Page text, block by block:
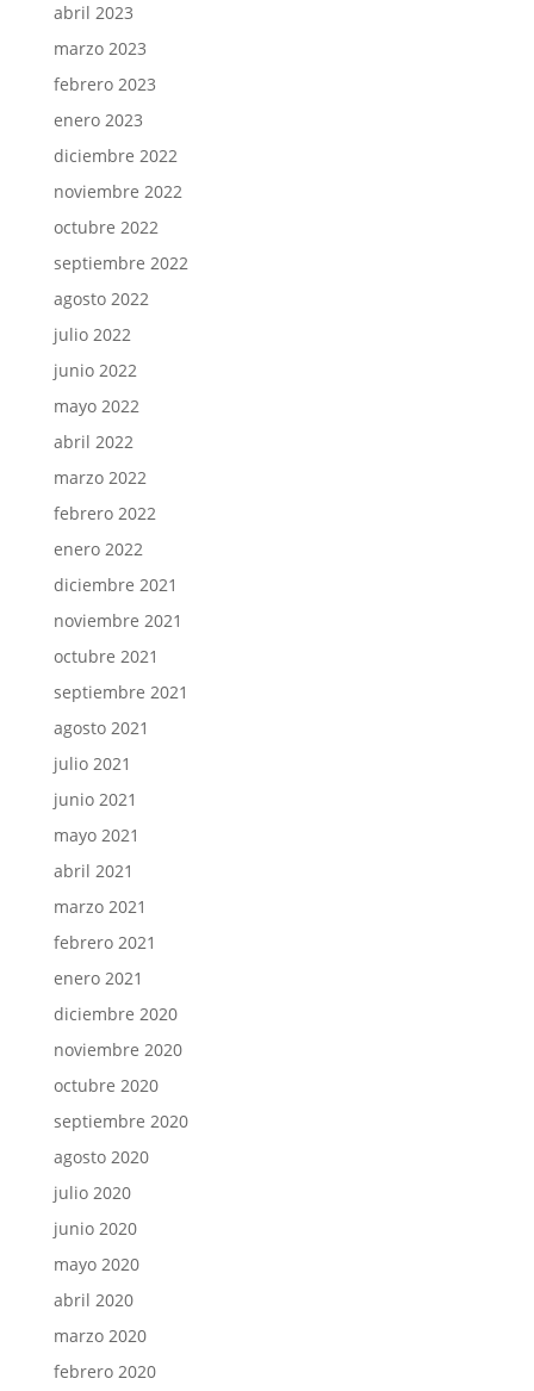
abril 2023
marzo 2023
febrero 2023
enero 2023
diciembre 2022
noviembre 2022
octubre 2022
septiembre 2022
agosto 2022
julio 2022
junio 2022
mayo 2022
abril 2022
marzo 2022
febrero 2022
enero 2022
diciembre 2021
noviembre 2021
octubre 2021
septiembre 2021
agosto 2021
julio 2021
junio 2021
mayo 2021
abril 2021
marzo 2021
febrero 2021
enero 2021
diciembre 2020
noviembre 2020
octubre 2020
septiembre 2020
agosto 2020
julio 2020
junio 2020
mayo 2020
abril 2020
marzo 2020
febrero 2020